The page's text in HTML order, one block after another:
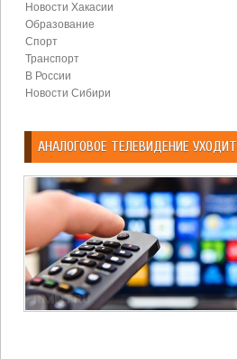
Новости Хакасии
Образование
Спорт
Транспорт
В России
Новости Сибири
АНАЛОГОВОЕ ТЕЛЕВИДЕНИЕ УХОДИТ